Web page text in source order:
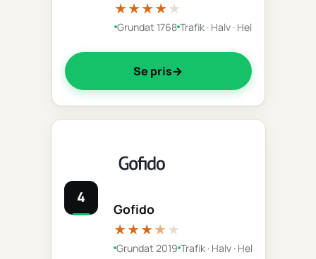
★★★★★
Grundat 1768 Trafik · Halv · Hel
Se pris
4
Gofido
★★★★★
Grundat 2019 Trafik · Halv · Hel